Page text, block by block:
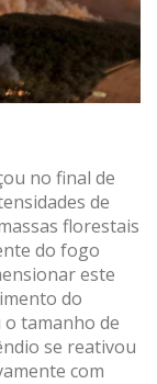
no final de
de
florestais
do fogo
este
do
tamanho de
se reativou
com